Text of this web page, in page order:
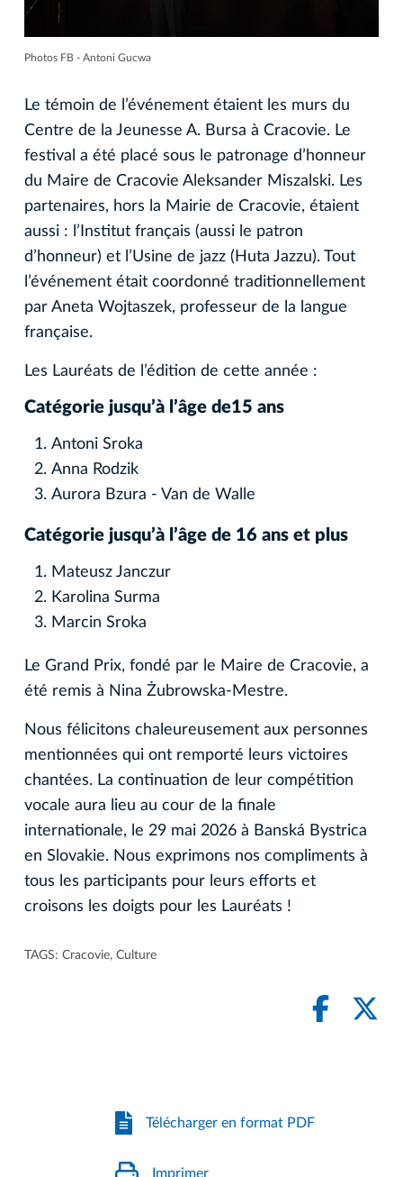
Photos FB - Antoni Gucwa
Le témoin de l’événement étaient les murs du
Centre de la Jeunesse A. Bursa à Cracovie. Le
festival a été placé sous le patronage d’honneur
du Maire de Cracovie Aleksander Miszalski. Les
partenaires, hors la Mairie de Cracovie, étaient
aussi : l’Institut français (aussi le patron
d’honneur) et l’Usine de jazz (Huta Jazzu). Tout
l’événement était coordonné traditionnellement
par Aneta Wojtaszek, professeur de la langue
française.
Les Lauréats de l’édition de cette année :
Catégorie jusqu’à l’âge de15 ans
Antoni Sroka
Anna Rodzik
Aurora Bzura - Van de Walle
Catégorie jusqu’à l’âge de 16 ans et plus
Mateusz Janczur
Karolina Surma
Marcin Sroka
Le Grand Prix, fondé par le Maire de Cracovie, a
été remis à Nina Żubrowska-Mestre.
Nous félicitons chaleureusement aux personnes
mentionnées qui ont remporté leurs victoires
chantées. La continuation de leur compétition
vocale aura lieu au cour de la finale
internationale, le 29 mai 2026 à Banská Bystrica
en Slovakie. Nous exprimons nos compliments à
tous les participants pour leurs efforts et
croisons les doigts pour les Lauréats !
TAGS: Cracovie, Culture
Télécharger en format PDF
Imprimer